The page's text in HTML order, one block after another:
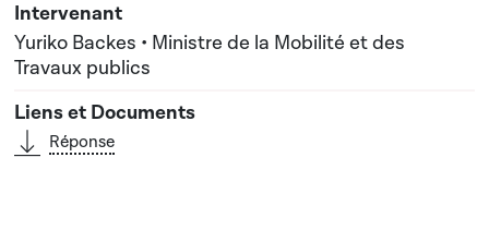
Yuriko Backes • Ministre de la Mobilité et des
Travaux publics
Réponse